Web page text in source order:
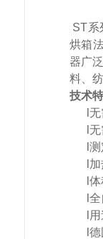
ST系
烘箱
器广
料、
技术
l测
l体
l全
l德